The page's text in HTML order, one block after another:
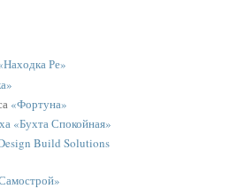
Ре»
«Фортуна»
«Бухта Спокойная»
Build Solutions